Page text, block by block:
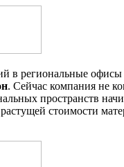
в региональные офисы
. Сейчас компания не
пространств
стоимости